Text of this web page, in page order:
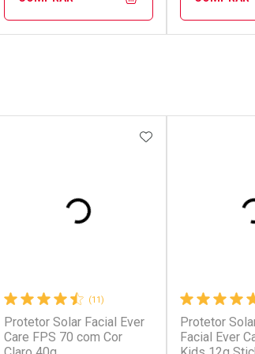
Ativar Desconto Ativar
AOS FAVORITOS
(11)
Protetor Solar Facial Ever
Care FPS 70 com Cor
ADICIONAR AOS
Protetor
Facial Ever